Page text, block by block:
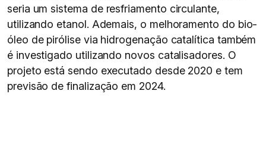
seria um sistema de resfriamento circulante,
utilizando etanol. Ademais, o melhoramento do bio-
óleo de pirólise via hidrogenação catalítica também
é investigado utilizando novos catalisadores. O
projeto está sendo executado desde 2020 e tem
previsão de finalização em 2024.